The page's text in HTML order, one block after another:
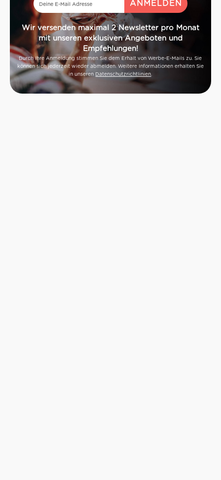
Idealer Versandkarton: 21 Flaschen
Wir versenden maximal 2 Newsletter pro Monat
mit unseren exklusiven Angeboten und
Empfehlungen!
Durch Ihre Anmeldung stimmen Sie dem Erhalt von Werbe-E-Mails zu. Sie
können sich jederzeit wieder abmelden. Weitere Informationen erhalten Sie
in unseren Datenschutzrichtlinien